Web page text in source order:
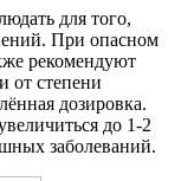
для того,
При опасном
рекомендуют
от степени
дозировка.
до 1-2
заболеваний.